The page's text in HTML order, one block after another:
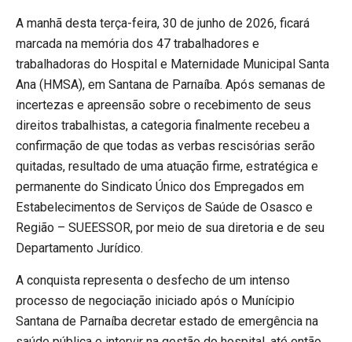
A manhã desta terça-feira, 30 de junho de 2026, ficará
marcada na memória dos 47 trabalhadores e
trabalhadoras do Hospital e Maternidade Municipal Santa
Ana (HMSA), em Santana de Parnaíba. Após semanas de
incertezas e apreensão sobre o recebimento de seus
direitos trabalhistas, a categoria finalmente recebeu a
confirmação de que todas as verbas rescisórias serão
quitadas, resultado de uma atuação firme, estratégica e
permanente do Sindicato Único dos Empregados em
Estabelecimentos de Serviços de Saúde de Osasco e
Região – SUEESSOR, por meio de sua diretoria e de seu
Departamento Jurídico.
A conquista representa o desfecho de um intenso
processo de negociação iniciado após o Munícipio
Santana de Parnaíba decretar estado de emergência na